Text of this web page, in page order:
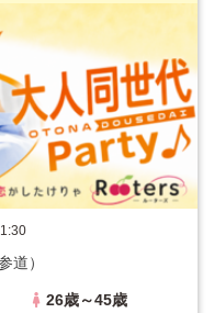
道）
26歳～45歳